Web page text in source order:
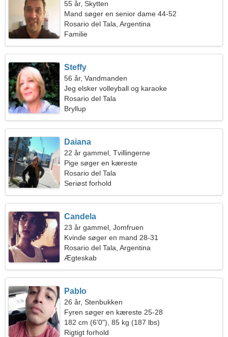
55 år, Skytten
Mand søger en senior dame 44-52
Rosario del Tala, Argentina
Familie
Steffy
56 år, Vandmanden
Jeg elsker volleyball og karaoke
Rosario del Tala
Bryllup
Daiana
22 år gammel, Tvillingerne
Pige søger en kæreste
Rosario del Tala
Seriøst forhold
Candela
23 år gammel, Jomfruen
Kvinde søger en mand 28-31
Rosario del Tala, Argentina
Ægteskab
Pablo
26 år, Stenbukken
Fyren søger en kæreste 25-28
182 cm (6'0"), 85 kg (187 lbs)
Rigtigt forhold